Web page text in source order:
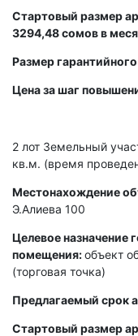
Стартовый размер
3294,48 сомов в
Размер
Цена за шаг
2 лот Земельный
кв.м. (время
Местонахождение
Э.Алиева 100
Целевое назначение
помещения:объект
(торговая точка)
Предлагаемый срок
Стартовый размер